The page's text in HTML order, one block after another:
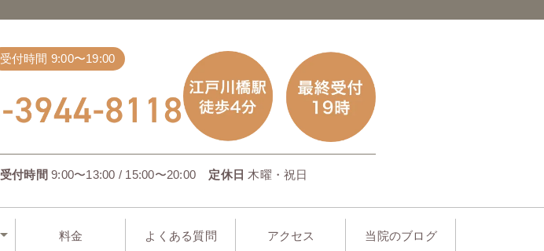
受付時間 9:00〜19:00
受付時間 9:00〜13:00 / 15:00〜20:00 定休日 木曜・祝日
料金 よくある質問 アクセス 当院のブログ